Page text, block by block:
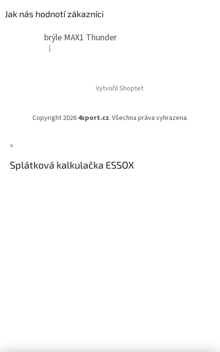
Jak nás hodnotí zákazníci
brýle MAX1 Thunder
Hodnocení produktu je 5 z 5 hvězdiček.
|
Vytvořil Shoptet
Copyright 2026 4sport.cz. Všechna práva vyhrazena.
×
Splátková kalkulačka ESSOX